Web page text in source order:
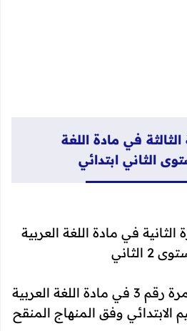
في مادة اللغة
الثاني ابتدائي
في مادة اللغة العربية
2 الثاني
فرض المراقبة المستمرة رقم 3 في مادة اللغة العربية
الابتدائي وفق المنهاج المنقح